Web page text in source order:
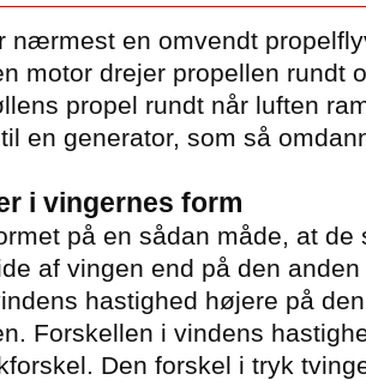
nærmest en omvendt
motor drejer propellen rundt
propel rundt når luften
en generator, som så
i vingernes form
på en sådan måde, at
af vingen end på den
hastighed højere på
Forskellen i vindens
Den forskel i tryk